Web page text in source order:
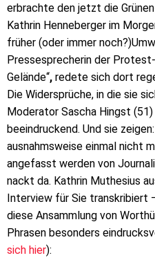
erbrachte den jetzt die
Kathrin Henneberger im
früher (oder immer
Pressesprecherin der
Gelände“, redete sich dort
Die Widersprüche, in die sie
Moderator Sascha Hingst
beeindruckend. Und sie
ausnahmsweise einmal nicht
angefasst werden von
nackt da. Kathrin Muthesius
Interview für Sie transkribiert
diese Ansammlung von
Phrasen besonders
sich hier):